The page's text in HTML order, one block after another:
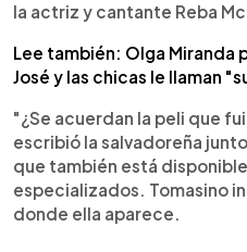
la actriz y cantante Reba
Lee también: Olga Miranda
José y las chicas le llaman
"¿Se acuerdan la peli que
escribió la salvadoreña
que también está
especializados. Tomasino
donde ella aparece.